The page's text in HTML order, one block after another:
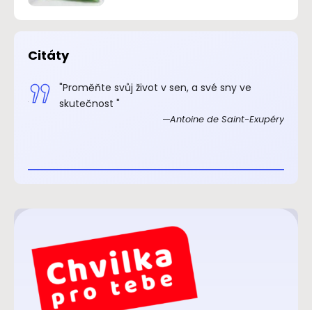
Citáty
"Proměňte svůj život v sen, a své sny ve
skutečnost "
Antoine de Saint-Exupéry